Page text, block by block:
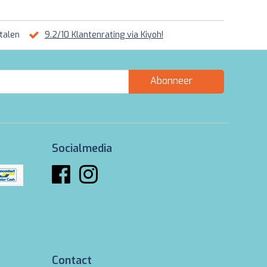
9.2/10 Klantenrating via Kiyoh!
Abonneer
Socialmedia
Contact